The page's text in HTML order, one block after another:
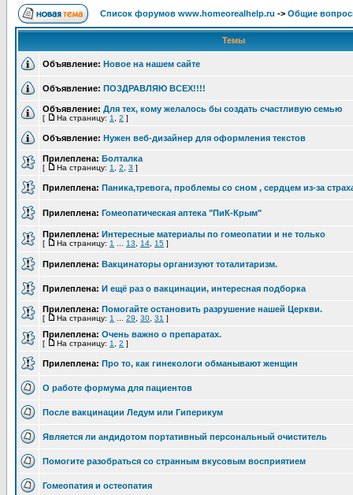
Список форумов www.homeorealhelp.ru -> Общие
Темы
Объявление: Новое на нашем сайте
Объявление: ПОЗДРАВЛЯЮ ВСЕХ!!!!
Объявление: Для тех, кому желалось бы создать счастливую семью
[ На страницу: 1 2 ]
Объявление: Нужен веб-дизайнер для оформления текстов
Прилеплена: Болталка
[ На страницу: 1 2 3 ]
Прилеплена: Паника,тревога, проблемы со сном , сердцем из-за
Прилеплена: Гомеопатическая аптека "ПиК-Крым"
Прилеплена: Интересные материалы по гомеопатии и не только
[ На страницу: 1 13 14 15 ]
Прилеплена: Вакцинаторы организуют тоталитаризм.
Прилеплена: И ещё раз о вакцинации, интересная подборка
Прилеплена: Помогайте остановить разрушение нашей Церкви.
[ На страницу: 1 29 30 31 ]
Прилеплена: Очень важно о препаратах.
[ На страницу: 1 2 ]
Прилеплена: Про то, как гинекологи обманывают женщин
О работе формума для пациентов
После вакцинации Ледум или Гиперикум
Является ли андидотом портативный персональный очиститель
Помогите разобраться со странным вкусовым восприятием
Гомеопатия и остеопатия